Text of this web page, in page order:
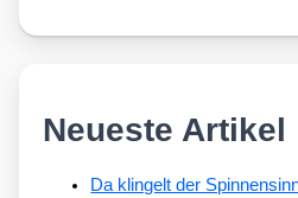
Neueste Artikel
Da klingelt der